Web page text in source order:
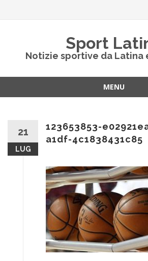
Sport
Notizie sportive da Latina
MENU
21
LUG
123653853-
a1df-4c1838431c85